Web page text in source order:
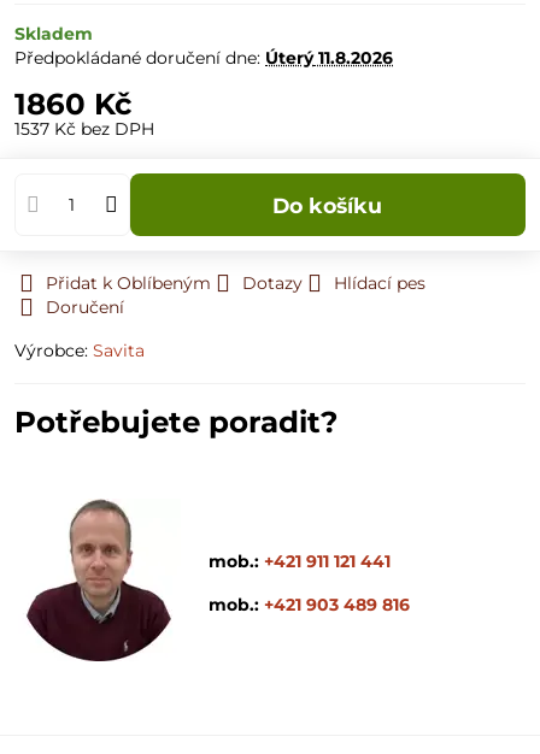
Skladem
Předpokládané doručení dne: Úterý11.8.2026
1860 Kč
1537 Kč bez DPH
Do košíku
Přidat k Oblíbeným Dotazy
Hlídací pes
Doručení
Výrobce: Savita
Potřebujete poradit?
mob.: +421 911 121 441
mob.: +421 903 489 816